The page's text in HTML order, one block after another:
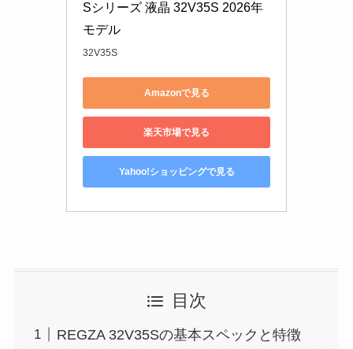
Sシリーズ 液晶 32V35S 2026年
モデル
32V35S
Amazonで見る
楽天市場で見る
Yahoo!ショッピングで見る
目次
REGZA 32V35Sの基本スペックと特徴